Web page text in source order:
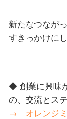
新たなつなが
すきっかけに
◆ 創業に興味
の、交流とス
→ オレンジミ